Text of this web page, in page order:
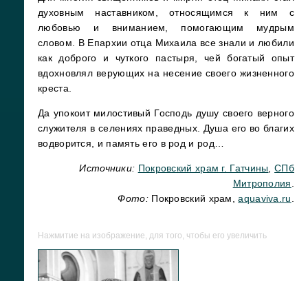
духовным наставником, относящимся к ним с
любовью и вниманием, помогающим мудрым
словом. В Епархии отца Михаила все знали и любили
как доброго и чуткого пастыря, чей богатый опыт
вдохновлял верующих на несение своего жизненного
креста.
Да упокоит милостивый Господь душу своего верного
служителя в селениях праведных. Душа его во благих
водворится, и память его в род и род…
Источники: Покровский храм г. Гатчины ,СПб
Митрополия
Фото: Покровский храм,aquaviva.ru